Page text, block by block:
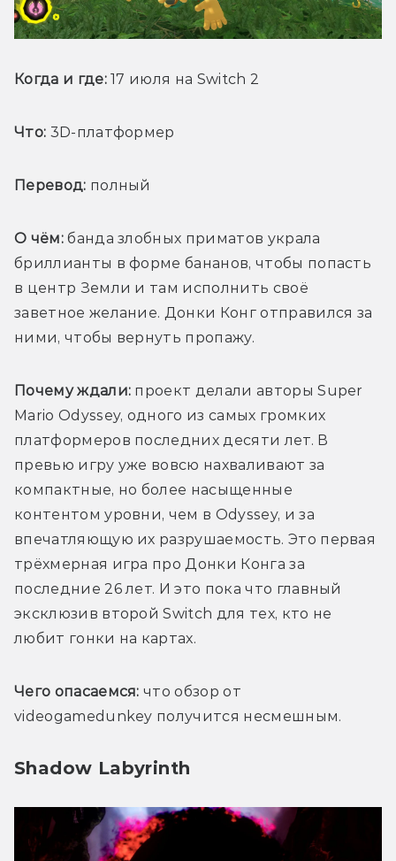
Когда и где: 17 июля на Switch 2
Что: 3D-платформер
Перевод: полный
О чём: банда злобных приматов украла
бриллианты в форме бананов, чтобы попасть
в центр Земли и там исполнить своё
заветное желание. Донки Конг отправился за
ними, чтобы вернуть пропажу.
Почему ждали: проект делали авторы Super
Mario Odyssey, одного из самых громких
платформеров последних десяти лет. В
превью игру уже вовсю нахваливают за
компактные, но более насыщенные
контентом уровни, чем в Odyssey, и за
впечатляющую их разрушаемость. Это первая
трёхмерная игра про Донки Конга за
последние 26 лет. И это пока что главный
эксклюзив второй Switch для тех, кто не
любит гонки на картах.
Чего опасаемся: что обзор от
videogamedunkey получится несмешным.
Shadow Labyrinth